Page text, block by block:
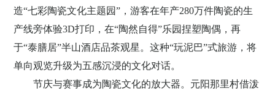
造“七彩陶瓷文化主题园”，游客在年产280万件陶瓷的生
产线旁体验3D打印，在“陶然自得”乐园捏塑陶偶，再
于“泰膳居”半山酒店品茶观星。这种“玩泥巴”式旅游，将
单向观览升级为五感沉浸的文化对话。
节庆与赛事成为陶瓷文化的放大器。元阳那里村借泼